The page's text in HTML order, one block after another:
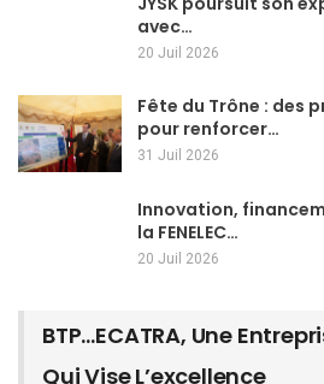
avec…
20 Juil 2026
Fête du Trône : des
pour renforcer…
31 Juil 2026
Innovation,
la FENELEC…
20 Juil 2026
BTP…ECATRA, Une
Qui Vise L’excellence